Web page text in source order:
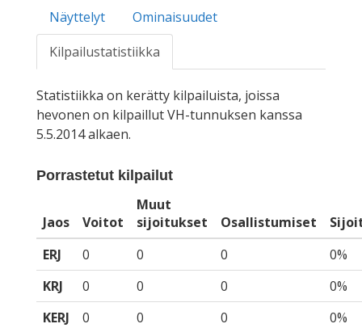
Näyttelyt
Ominaisuudet
Kilpailustatistiikka
Statistiikka on kerätty kilpailuista, joissa
hevonen on kilpaillut VH-tunnuksen kanssa
5.5.2014 alkaen.
Porrastetut kilpailut
Jaos Voitot
Muut
sijoitukset
Osallistumiset
ERJ
0 0 0
0%
KRJ
0 0 0
0%
KERJ
0 0 0
0%